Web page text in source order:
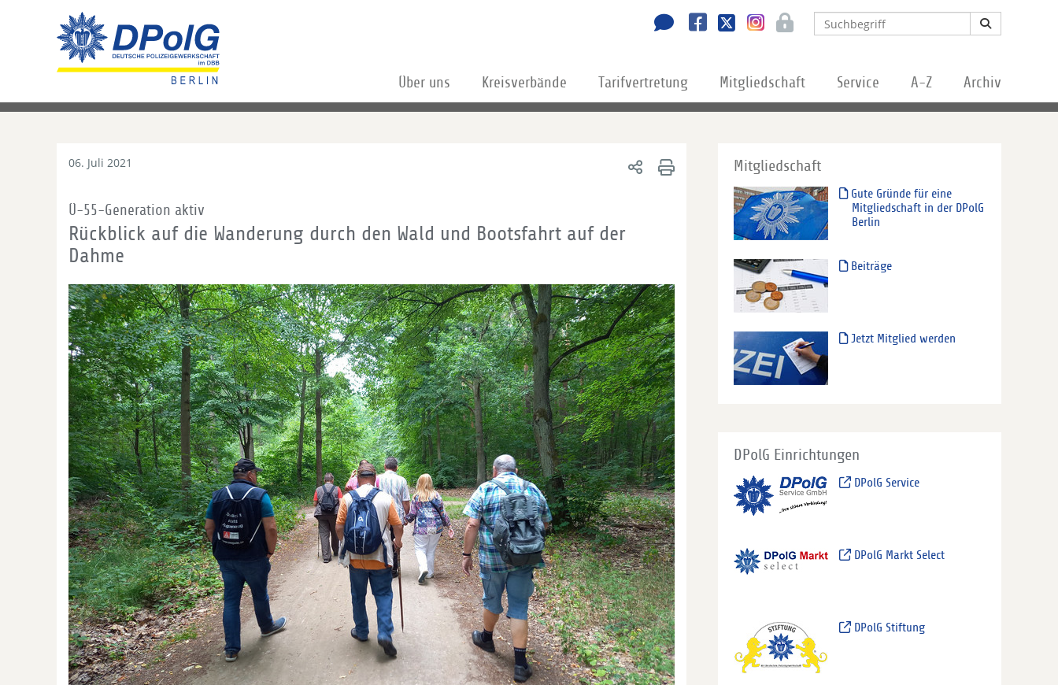
Über uns Kreisverbände Tarifvertretung Mitgliedschaft Service A-Z Archiv
06. Juli 2021
Ü-55-Generation aktiv
Rückblick auf die Wanderung durch den Wald und Bootsfahrt auf der
Dahme
Mitgliedschaft
Gute Gründe für eine
Mitgliedschaft in der DPolG
Berlin
Beiträge
Jetzt Mitglied werden
DPolG Einrichtungen
DPolG Service
DPolG Markt Select
DPolG Stiftung